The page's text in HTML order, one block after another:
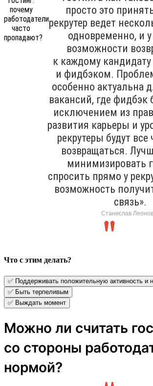
просто это
рекрутер ведет
одновременно, и
возможности
к каждому кандидату
и фидбэком.
особенно актуальна
вакансий, где фидбэк
исключением из
развития карьеры и
рекрутеры будут все
возвращаться.
минимизировать
спросить прямо у
возможность
связь».
Станислав
Что с этим делать?
✅ Поддерживать положительную активность и
✅ Быть терпеливым
✅ Выждать момент
Можно ли считать
со стороны
нормой?